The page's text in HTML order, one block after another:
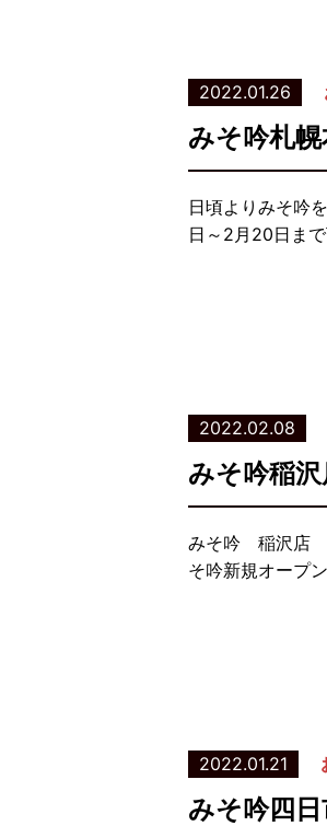
2022.01.26
みそ吟札
日頃よりみそ吟
日～2月20日ま
2022.02.08
みそ吟稲
みそ吟 稲沢店 2
そ吟新規オープ
2022.01.21
みそ吟四